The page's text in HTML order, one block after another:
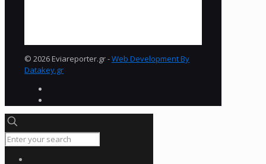
© 2026 Eviareporter.gr -Web Development By
Datakey.gr